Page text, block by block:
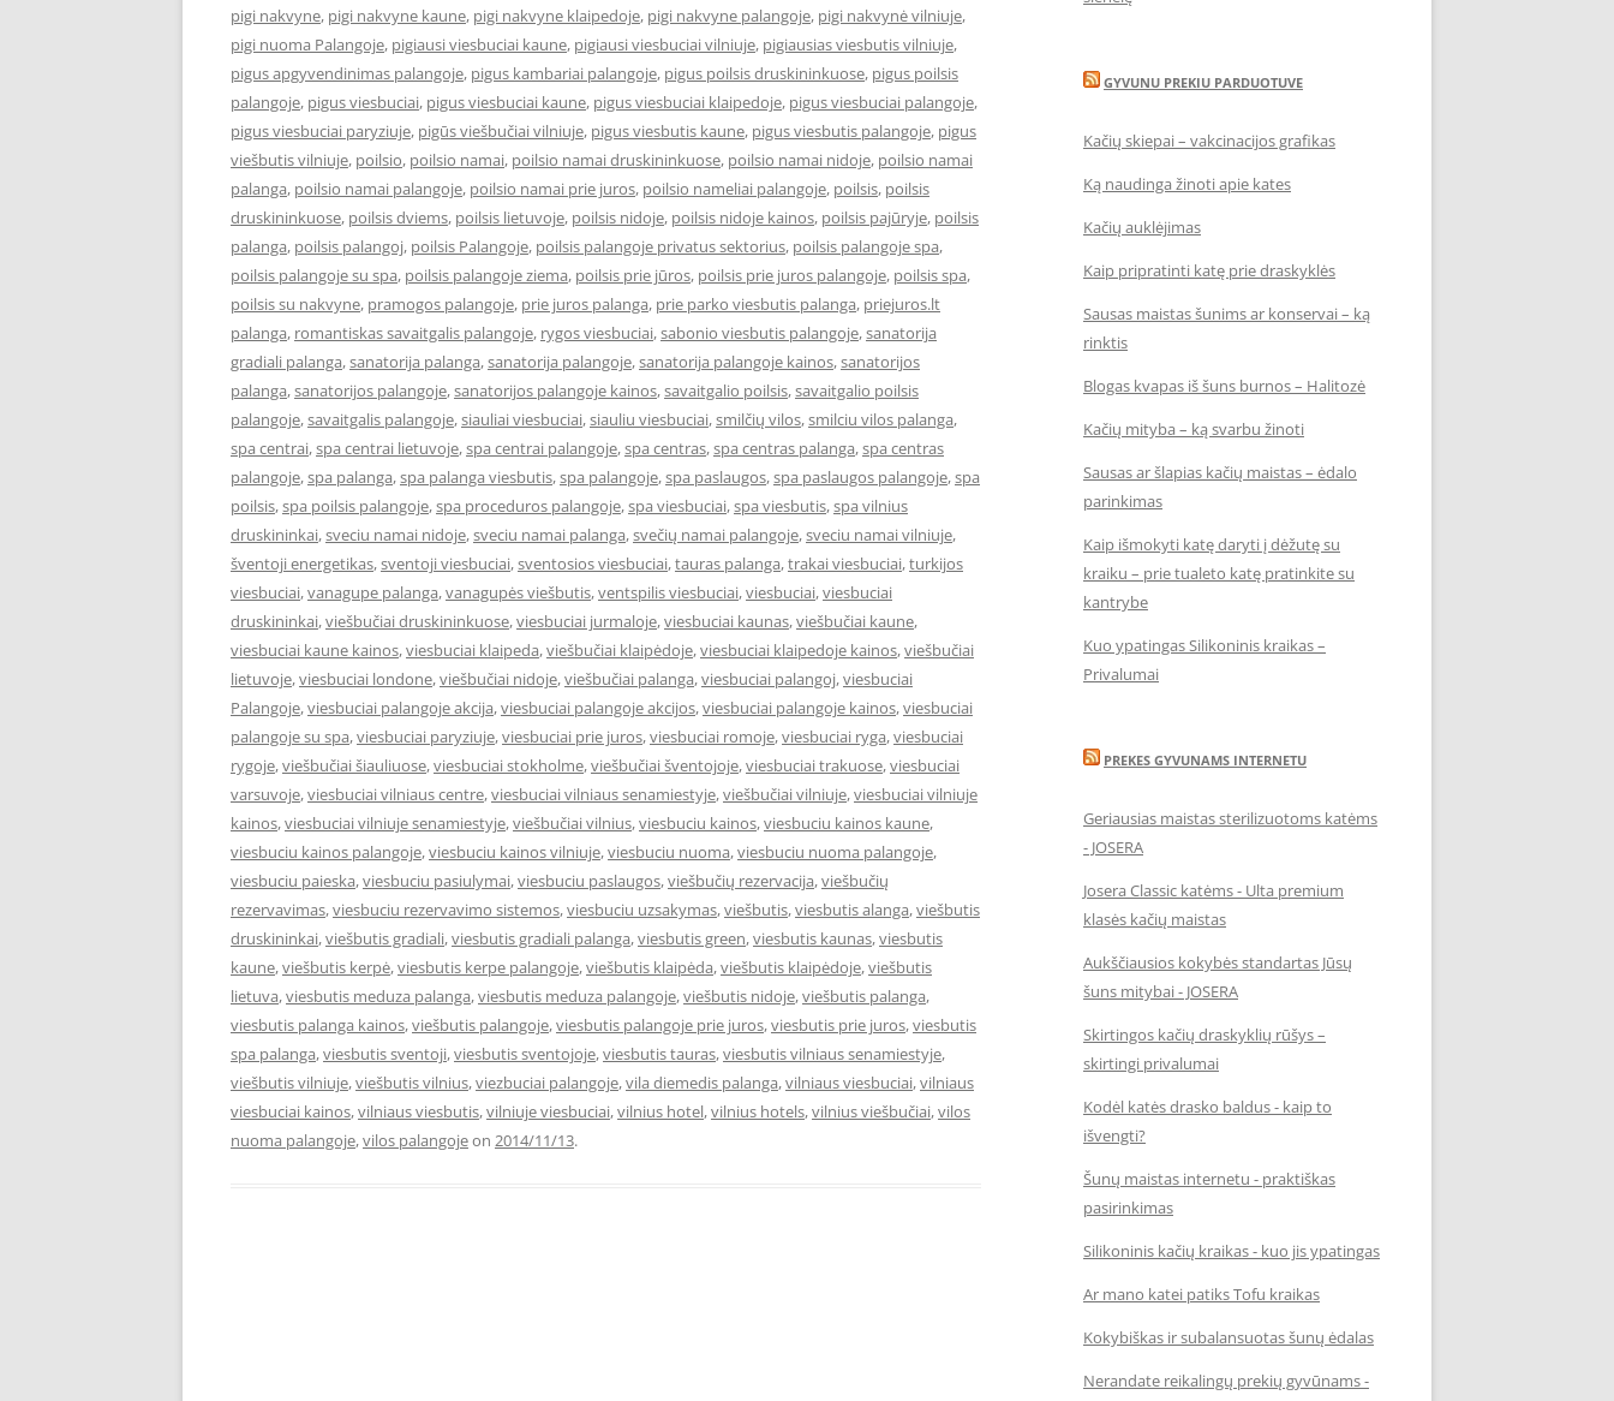
pigi nakvyne, pigi nakvyne kaune, pigi nakvyne klaipedoje, pigi nakvyne palangoje, pigi nakvynė vilniuje,
pigi nuoma Palangoje, pigiausi viesbuciai kaune, pigiausi viesbuciai vilniuje, pigiausias viesbutis vilniuje,
pigus apgyvendinimas palangoje, pigus kambariai palangoje, pigus poilsis druskininkuose, pigus poilsis
palangoje, pigus viesbuciai, pigus viesbuciai kaune, pigus viesbuciai klaipedoje, pigus viesbuciai palangoje,
pigus viesbuciai paryziuje, pigūs viešbučiai vilniuje, pigus viesbutis kaune, pigus viesbutis palangoje, pigus
viešbutis vilniuje, poilsio, poilsio namai, poilsio namai druskininkuose, poilsio namai nidoje, poilsio namai
palanga, poilsio namai palangoje, poilsio namai prie juros, poilsio nameliai palangoje, poilsis, poilsis
druskininkuose, poilsis dviems, poilsis lietuvoje, poilsis nidoje, poilsis nidoje kainos, poilsis pajūryje, poilsis
palanga, poilsis palangoj, poilsis Palangoje, poilsis palangoje privatus sektorius, poilsis palangoje spa,
poilsis palangoje su spa, poilsis palangoje ziema, poilsis prie jūros, poilsis prie juros palangoje, poilsis spa,
poilsis su nakvyne, pramogos palangoje, prie juros palanga, prie parko viesbutis palanga, priejuros.lt
palanga, romantiskas savaitgalis palangoje, rygos viesbuciai,sabonio viesbutis palangoje,sanatorija
gradiali palanga,sanatorija palanga,sanatorija palangoje,sanatorija palangoje kainos,sanatorijos
palanga,sanatorijos palangoje,sanatorijos palangoje kainos,savaitgalio poilsis,savaitgalio poilsis
palangoje,savaitgalis palangoje,siauliai viesbuciai,siauliu viesbuciai,smilčių vilos,smilciu vilos palanga,
spa centrai,spa centrai lietuvoje,spa centrai palangoje,spa centras,spa centras palanga,spa centras
palangoje,spa palanga,spa palanga viesbutis,spa palangoje,spa paslaugos,spa paslaugos palangoje,spa
poilsis,spa poilsis palangoje,spa proceduros palangoje,spa viesbuciai,spa viesbutis,spa vilnius
druskininkai,sveciu namai nidoje,sveciu namai palanga,svečių namai palangoje,sveciu namai vilniuje,
šventoji energetikas,sventoji viesbuciai,sventosios viesbuciai,tauras palanga,trakai viesbuciai,turkijos
viesbuciai,vanagupe palanga,vanagupės viešbutis,ventspilis viesbuciai,viesbuciai,viesbuciai
druskininkai,viešbučiai druskininkuose,viesbuciai jurmaloje,viesbuciai kaunas,viešbučiai kaune,
viesbuciai kaune kainos,viesbuciai klaipeda,viešbučiai klaipėdoje,viesbuciai klaipedoje kainos,viešbučiai
lietuvoje,viesbuciai londone,viešbučiai nidoje,viešbučiai palanga,viesbuciai palangoj,viesbuciai
Palangoje,viesbuciai palangoje akcija,viesbuciai palangoje akcijos,viesbuciai palangoje kainos,viesbuciai
palangoje su spa,viesbuciai paryziuje,viesbuciai prie juros,viesbuciai romoje,viesbuciai ryga,viesbuciai
rygoje,viešbučiai šiauliuose,viesbuciai stokholme,viešbučiai šventojoje,viesbuciai trakuose,viesbuciai
varsuvoje,viesbuciai vilniaus centre,viesbuciai vilniaus senamiestyje,viešbučiai vilniuje,viesbuciai vilniuje
kainos,viesbuciai vilniuje senamiestyje,viešbučiai vilnius,viesbuciu kainos,viesbuciu kainos kaune,
viesbuciu kainos palangoje,viesbuciu kainos vilniuje,viesbuciu nuoma,viesbuciu nuoma palangoje,
viesbuciu paieska,viesbuciu pasiulymai,viesbuciu paslaugos,viešbučių rezervacija,viešbučių
rezervavimas,viesbuciu rezervavimo sistemos,viesbuciu uzsakymas,viešbutis,viesbutis alanga,viešbutis
druskininkai,viešbutis gradiali,viesbutis gradiali palanga,viesbutis green,viesbutis kaunas,viesbutis
kaune,viešbutis kerpė,viesbutis kerpe palangoje,viešbutis klaipėda,viešbutis klaipėdoje,viešbutis
lietuva,viesbutis meduza palanga,viesbutis meduza palangoje,viešbutis nidoje,viešbutis palanga,
viesbutis palanga kainos,viešbutis palangoje,viesbutis palangoje prie juros,viesbutis prie juros,viesbutis
spa palanga,viesbutis sventoji,viesbutis sventojoje,viesbutis tauras,viesbutis vilniaus senamiestyje,
viešbutis vilniuje,viešbutis vilnius,viezbuciai palangoje,vila diemedis palanga,vilniaus viesbuciai,vilniaus
viesbuciai kainos,vilniaus viesbutis,vilniuje viesbuciai,vilnius hotel,vilnius hotels,vilnius viešbučiai,vilos
nuoma palangoje,vilos palangojeon 2014/11/13.
GYVUNU PREKIU PARDUOTUVE
Kačių skiepai – vakcinacijos grafikas
Ką naudinga žinoti apie kates
Kačių auklėjimas
Kaip pripratinti katę prie draskyklės
Sausas maistas šunims ar konservai – ką
rinktis
Blogas kvapas iš šuns burnos – Halitozė
Kačių mityba – ką svarbu žinoti
Sausas ar šlapias kačių maistas – ėdalo
parinkimas
Kaip išmokyti katę daryti į dėžutę su
kraiku – prie tualeto katę pratinkite su
kantrybe
Kuo ypatingas Silikoninis kraikas –
Privalumai
PREKES GYVUNAMS INTERNETU
Geriausias maistas sterilizuotoms katėms
- JOSERA
Josera Classic katėms - Ulta premium
klasės kačių maistas
Aukščiausios kokybės standartas Jūsų
šuns mitybai - JOSERA
Skirtingos kačių draskyklių rūšys –
skirtingi privalumai
Kodėl katės drasko baldus - kaip to
išvengti?
Šunų maistas internetu - praktiškas
pasirinkimas
Silikoninis kačių kraikas - kuo jis ypatingas
Ar mano katei patiks Tofu kraikas
Kokybiškas ir subalansuotas šunų ėdalas
Nerandate reikalingų prekių gyvūnams -